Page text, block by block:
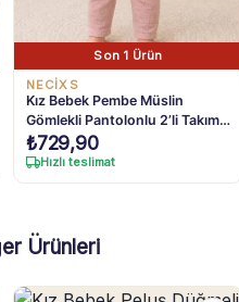
Son 1 Ürün
NECİXS
Kız Bebek Pembe Müslin
Gömlekli Pantolonlu 2’li Takım
6-24 Ay
₺729,90
Hızlı teslimat
Ürünleri